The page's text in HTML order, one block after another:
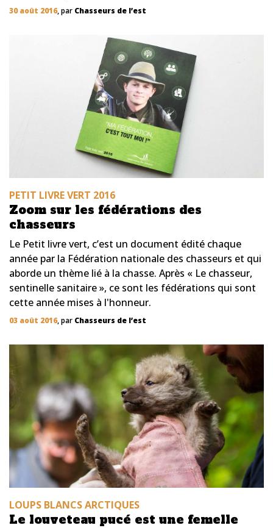
30 août 2016, par Chasseurs de l’est
PETIT LIVRE VERT 2016
Zoom sur les fédérations des
chasseurs
Le Petit livre vert, c’est un document édité chaque
année par la Fédération nationale des chasseurs et qui
aborde un thème lié à la chasse. Après « Le chasseur,
sentinelle sanitaire », ce sont les fédérations qui sont
cette année mises à l'honneur.
03 août 2016, par Chasseurs de l’est
LOUPS BLANCS ARCTIQUES
Le louveteau pucé est une femelle